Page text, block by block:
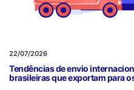
22/07/2026
Tendências de envio
brasileiras que exportam para